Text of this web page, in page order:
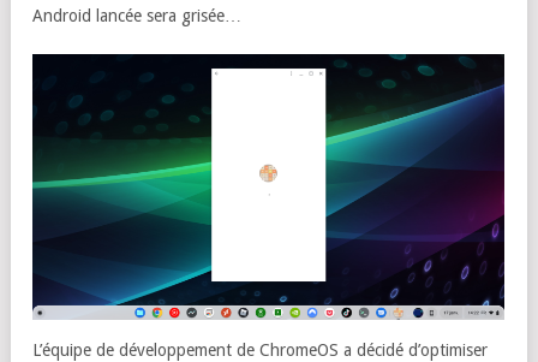
Android lancée sera grisée…
L’équipe de développement de ChromeOS a décidé d’optimiser